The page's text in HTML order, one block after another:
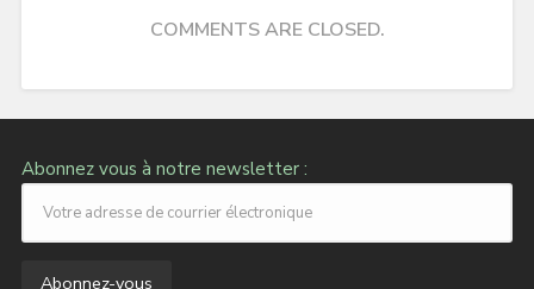
COMMENTS ARE CLOSED.
Abonnez vous à notre newsletter :